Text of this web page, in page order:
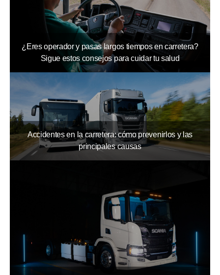
¿Eres operador y pasas largos tiempos en carretera?
Sigue estos consejos para cuidar tu salud
Accidentes en la carretera: cómo prevenirlos y las
principales causas